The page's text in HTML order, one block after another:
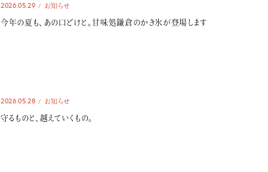
2026.05.29 お知らせ
今年の夏も、あの口どけと。甘味処鎌倉のかき氷が登場します
2026.05.28 お知らせ
守るものと、越えていくもの。